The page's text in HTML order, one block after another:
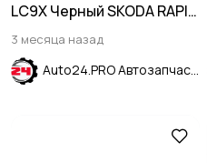
LC9X Черный SKODA RAPID
2012-2020
3 месяца назад
Auto24.PRO Автозапчасти